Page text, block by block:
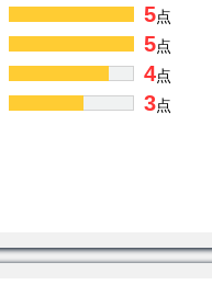
5点
5点
4点
3点